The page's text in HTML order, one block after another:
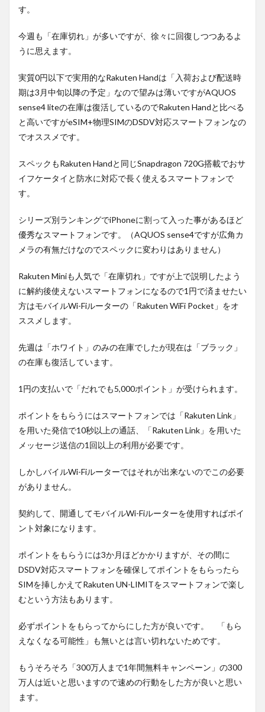
す。
今週も「在庫切れ」が多いですが、徐々に回復しつつあるよ
うに思えます。
実質0円以下で実用的なRakuten Handは「入荷および配送時
期は3月中旬以降の予定」なので望みは薄いですがAQUOS
sense4 liteの在庫は復活しているのでRakuten Handと比べる
と高いですがeSIM+物理SIMのDSDV対応スマートフォンなの
でオススメです。
スペックもRakuten Handと同じSnapdragon 720G搭載でおサ
イフケータイと防水に対応で長く使えるスマートフォンで
す。
シリーズ別ランキングでiPhoneに割って入った事があるほど
優秀なスマートフォンです。（AQUOS sense4ですが広角カ
メラの有無だけなのでスペックに変わりはありません）
Rakuten Miniも人気で「在庫切れ」ですが上で説明したよう
に解約後使えないスマートフォンになるので1円で済ませたい
方はモバイルWi-Fiルーターの「Rakuten WiFi Pocket」をオ
ススメします。
先週は「ホワイト」のみの在庫でしたが現在は「ブラック」
の在庫も復活しています。
1円の支払いで「だれでも5,000ポイント」が受けられます。
ポイントをもらうにはスマートフォンでは「Rakuten Link」
を用いた発信で10秒以上の通話、「Rakuten Link」を用いた
メッセージ送信の1回以上の利用が必要です。
しかしバイルWi-Fiルーターではそれが出来ないのでこの必要
がありません。
契約して、開通してモバイルWi-Fiルーターを使用すればポイ
ント対象になります。
ポイントをもらうには3か月ほどかかりますが、その間に
DSDV対応スマートフォンを確保してポイントをもらったら
SIMを挿しかえてRakuten UN-LIMITをスマートフォンで楽し
むという方法もあります。
必ずポイントをもらってからにした方が良いです。 「もら
えなくなる可能性」も無いとは言い切れないためです。
もうそろそろ「300万人まで1年間無料キャンペーン」の300
万人は近いと思いますので速めの行動をした方が良いと思い
ます。